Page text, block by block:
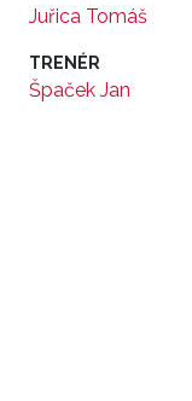
Juřica Tomáš
TRENÉR
Špaček Jan